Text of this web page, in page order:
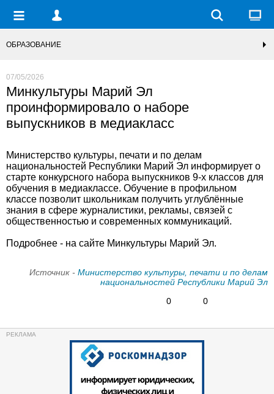
ОБРАЗОВАНИЕ
07/05/2026
Минкультуры Марий Эл
проинформировало о наборе
выпускников в медиакласс
Министерство культуры, печати и по делам
национальностей Республики Марий Эл информирует о
старте конкурсного набора выпускников 9-х классов для
обучения в медиаклассе. Обучение в профильном
классе позволит школьникам получить углублённые
знания в сфере журналистики, рекламы, связей с
общественностью и современных коммуникаций.
Подробнее - на сайте Минкультуры Марий Эл.
Источник - Министерство культуры, печати и по делам
национальностей Республики Марий Эл
0
0